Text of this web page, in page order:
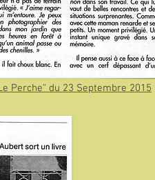
Perche" du 23 Septembre 2015